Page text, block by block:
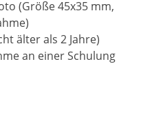
(Größe 45x35 mm,
älter als 2 Jahre)
an einer Schulung